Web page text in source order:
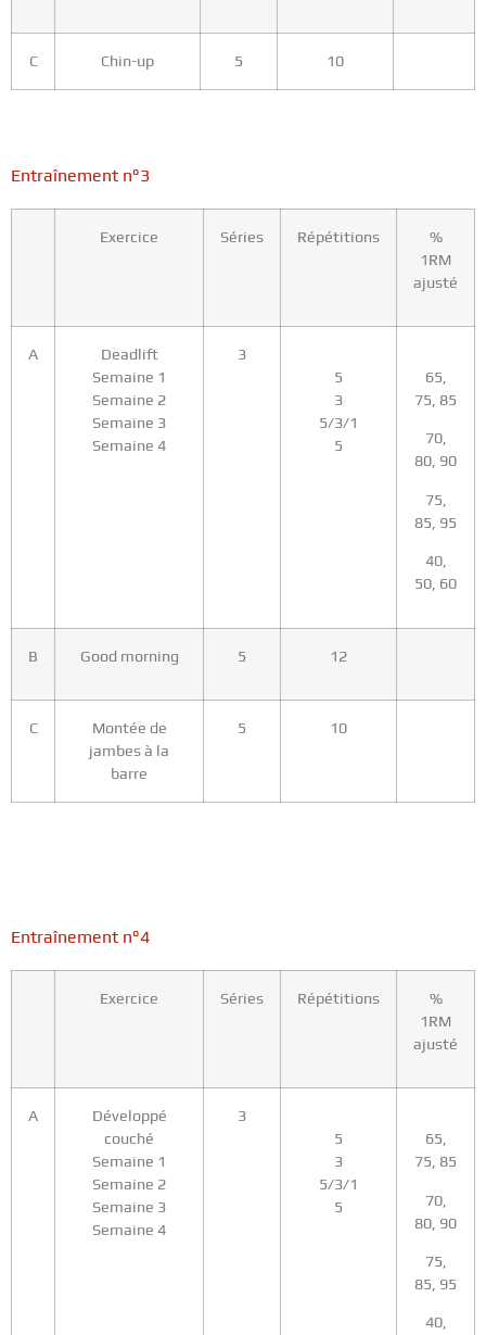
C Chin-up 5 10
Entraînement n°3
Exercice Séries Répétitions
%
1RM
ajusté
A
Deadlift
Semaine 1
Semaine 2
Semaine 3
Semaine 4
3
5
3
5/3/1
5
65,
75, 85
70,
80, 90
75,
85, 95
40,
50, 60
B Good morning 5 12
C
Montée de
jambes à la
barre
5 10
Entraînement n°4
Exercice Séries Répétitions
%
1RM
ajusté
A
Développé
couché
Semaine 1
Semaine 2
Semaine 3
Semaine 4
3
5
3
5/3/1
5
65,
75, 85
70,
80, 90
75,
85, 95
40,